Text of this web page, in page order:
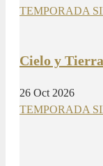
TEMPORADA
Cielo y Tierra
26 Oct 2026
TEMPORADA